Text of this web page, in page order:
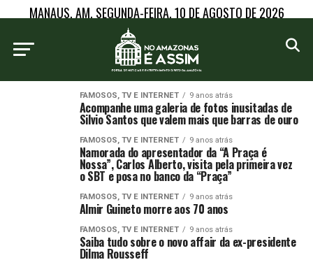
MANAUS, AM, SEGUNDA-FEIRA, 10 DE AGOSTO DE 2026
FAMOSOS, TV E INTERNET 9 anos atrás
Acompanhe uma galeria de fotos inusitadas de
Silvio Santos que valem mais que barras de ouro
FAMOSOS, TV E INTERNET 9 anos atrás
Namorada do apresentador da “A Praça é
Nossa”, Carlos Alberto, visita pela primeira vez
o SBT e posa no banco da “Praça”
FAMOSOS, TV E INTERNET 9 anos atrás
Almir Guineto morre aos 70 anos
FAMOSOS, TV E INTERNET 9 anos atrás
Saiba tudo sobre o novo affair da ex-presidente
Dilma Rousseff